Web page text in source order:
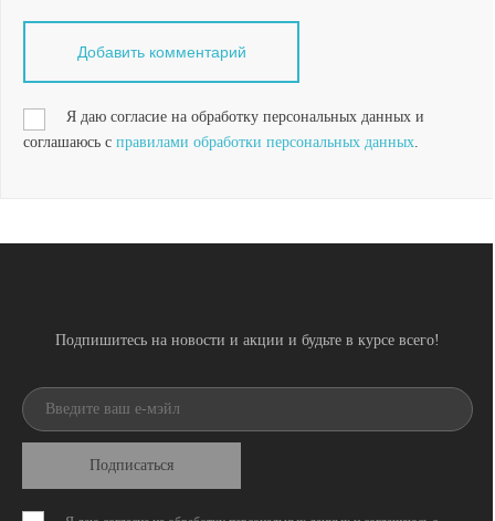
Я даю согласие на обработку персональных данных и
соглашаюсь с правилами обработки персональных данных
Подпишитесь на новости и акции и будьте в курсе всего!
Подписаться